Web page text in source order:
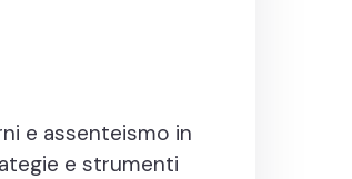
e assenteismo in
e strumenti